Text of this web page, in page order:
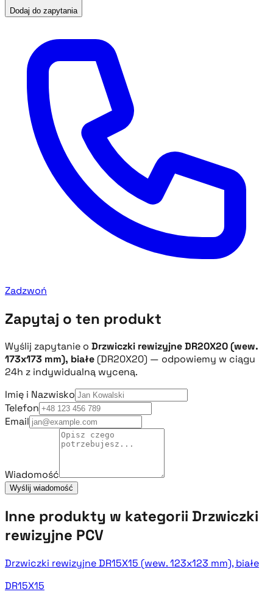
Dodaj do zapytania
Zadzwoń
Zapytaj o ten produkt
Wyślij zapytanie o Drzwiczki rewizyjne DR20X20 (wew.
173x173 mm), białe (DR20X20) — odpowiemy w ciągu
24h z indywidualną wyceną.
Imię i Nazwisko
Telefon
Email
Wiadomość
Wyślij wiadomość
Inne produkty w kategorii Drzwiczki
rewizyjne PCV
Drzwiczki rewizyjne DR15X15 (wew. 123x123 mm), białe
DR15X15